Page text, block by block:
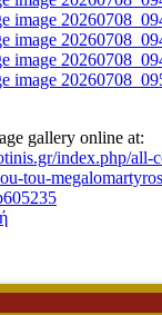
gallery online at:
index.php/all-
tou-